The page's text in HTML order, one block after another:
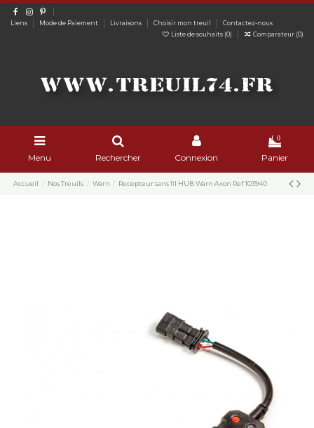
Liens Mode de Paiement Livraisons Choisir mon treuil
Contactez-nous
Liste de souhaits (0) Comparateur (0)
Menu Rechercher Connexion
0
Panier
Accueil Nos Treuils Warn Recepteur sans fil HUB Warn Axon Ref 103940